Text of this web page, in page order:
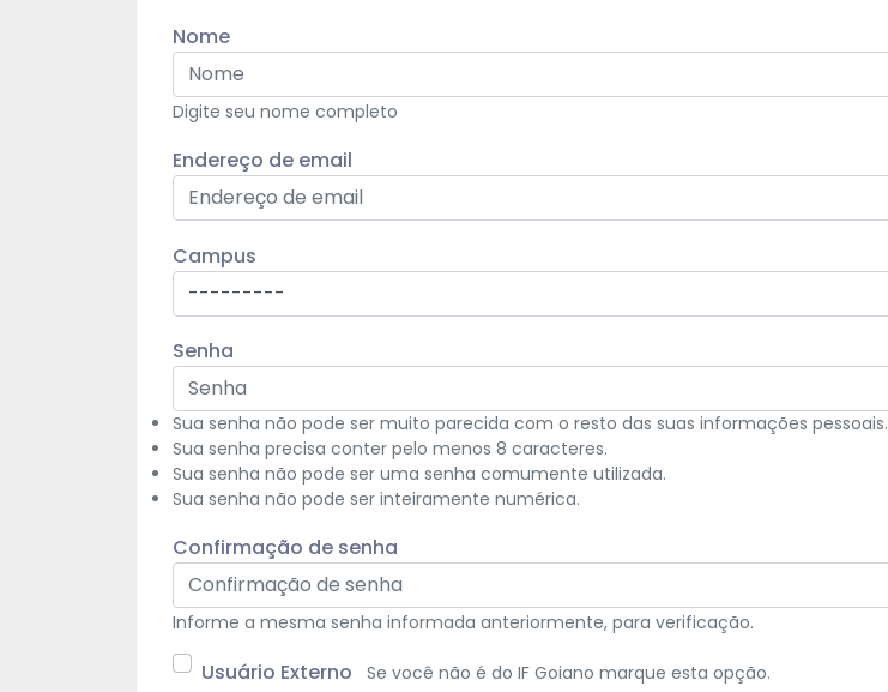
Nome
Digite seu nome completo
Endereço de email
Campus
---------
Senha
Sua senha não pode ser muito parecida com o resto das suas informações pessoais.
Sua senha precisa conter pelo menos 8 caracteres.
Sua senha não pode ser uma senha comumente utilizada.
Sua senha não pode ser inteiramente numérica.
Confirmação de senha
Informe a mesma senha informada anteriormente, para verificação.
Usuário Externo Se você não é do IF Goiano marque esta opção.